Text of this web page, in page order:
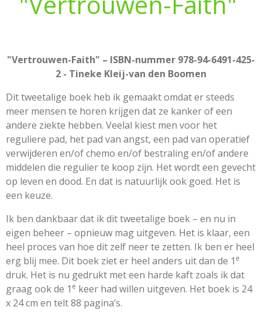
"Vertrouwen-Faith" – ISBN-nummer 978-94-6491-425-
2 - Tineke Kleij-van den Boomen
Dit tweetalige boek heb ik gemaakt omdat er steeds
meer mensen te horen krijgen dat ze kanker of een
andere ziekte hebben. Veelal kiest men voor het
reguliere pad, het pad van angst, een pad van operatief
verwijderen en/of chemo en/of bestraling en/of andere
middelen die regulier te koop zijn. Het wordt een gevecht
op leven en dood. En dat is natuurlijk ook goed. Het is
een keuze.
Ik ben dankbaar dat ik dit tweetalige boek – en nu in
eigen beheer – opnieuw mag uitgeven. Het is klaar, een
heel proces van hoe dit zelf neer te zetten. Ik ben er heel
erg blij mee. Dit boek ziet er heel anders uit dan de 1 e
druk. Het is nu gedrukt met een harde kaft zoals ik dat
graag ook de 1 e keer had willen uitgeven. Het boek is 24
x 24 cm en telt 88 pagina’s.